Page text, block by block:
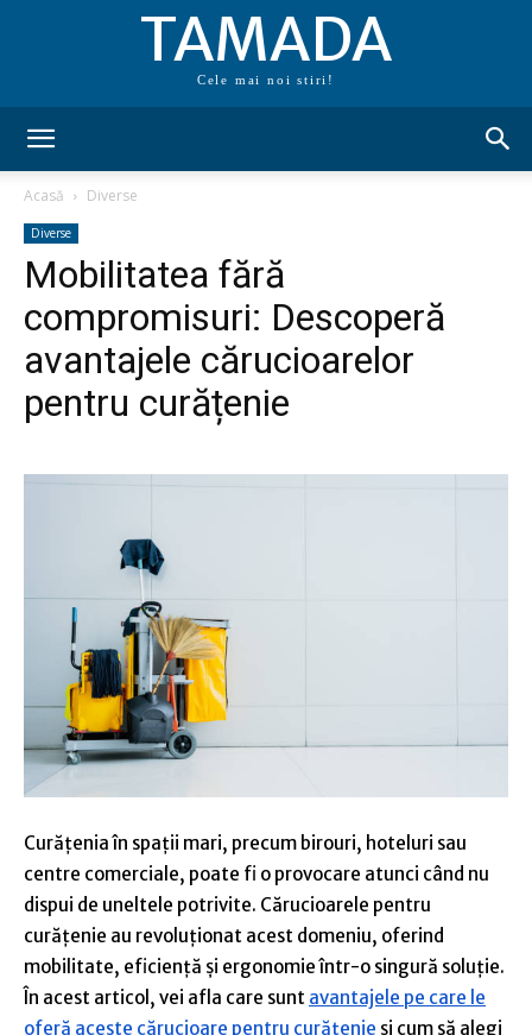
TAMADA
Cele mai noi stiri!
Acasă Diverse
Diverse
Mobilitatea fără
compromisuri: Descoperă
avantajele cărucioarelor
pentru curățenie
Curățenia în spații mari, precum birouri, hoteluri sau
centre comerciale, poate fi o provocare atunci când nu
dispui de uneltele potrivite. Cărucioarele pentru
curățenie au revoluționat acest domeniu, oferind
mobilitate, eficiență și ergonomie într-o singură soluție.
În acest articol, vei afla care sunt avantajele pe care le
oferă aceste cărucioare pentru curățenie și cum să alegi